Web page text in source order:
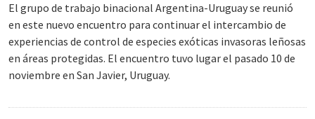
El grupo de trabajo binacional Argentina-Uruguay se reunió
en este nuevo encuentro para continuar el intercambio de
experiencias de control de especies exóticas invasoras leñosas
en áreas protegidas. El encuentro tuvo lugar el pasado 10 de
noviembre en San Javier, Uruguay.